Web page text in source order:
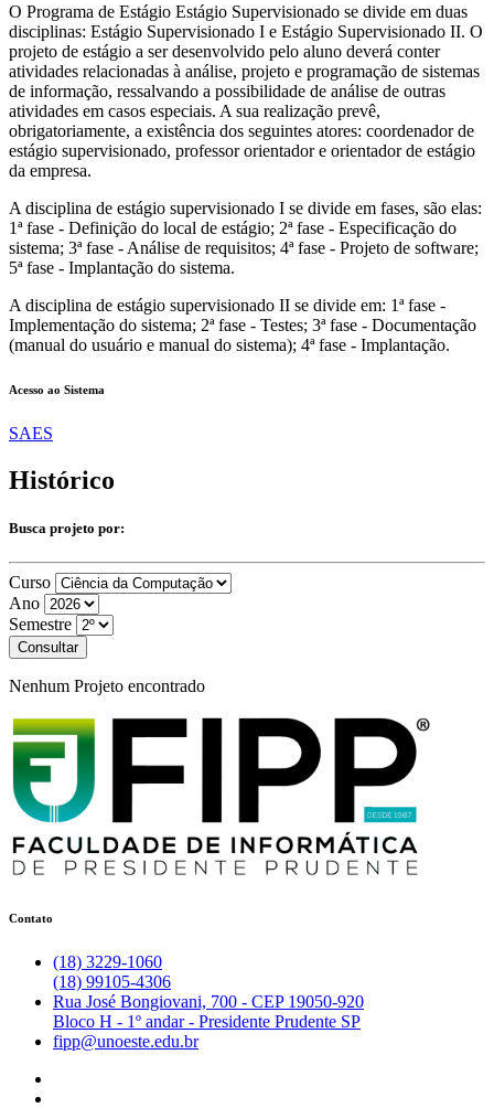
O Programa de Estágio Estágio Supervisionado se divide em duas
disciplinas: Estágio Supervisionado I e Estágio Supervisionado II. O
projeto de estágio a ser desenvolvido pelo aluno deverá conter
atividades relacionadas à análise, projeto e programação de sistemas
de informação, ressalvando a possibilidade de análise de outras
atividades em casos especiais. A sua realização prevê,
obrigatoriamente, a existência dos seguintes atores: coordenador de
estágio supervisionado, professor orientador e orientador de estágio
da empresa.
A disciplina de estágio supervisionado I se divide em fases, são elas:
1ª fase - Definição do local de estágio; 2ª fase - Especificação do
sistema; 3ª fase - Análise de requisitos; 4ª fase - Projeto de software;
5ª fase - Implantação do sistema.
A disciplina de estágio supervisionado II se divide em: 1ª fase -
Implementação do sistema; 2ª fase - Testes; 3ª fase - Documentação
(manual do usuário e manual do sistema); 4ª fase - Implantação.
Acesso ao Sistema
SAES
Histórico
Busca projeto por:
Curso
Ano
Semestre
Consultar
Nenhum Projeto encontrado
Contato
(18) 3229-1060
(18) 99105-4306
Rua José Bongiovani, 700 - CEP 19050-920
Bloco H - 1º andar - Presidente Prudente SP
fipp@unoeste.edu.br